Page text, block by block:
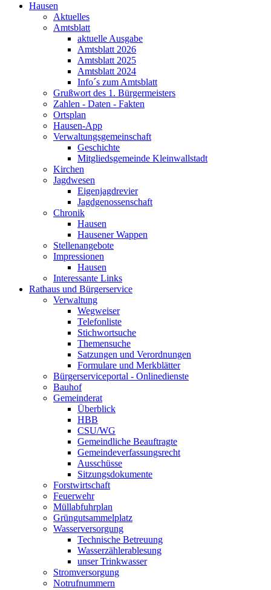
Hausen
Aktuelles
Amtsblatt
aktuelle Ausgabe
Amtsblatt 2026
Amtsblatt 2025
Amtsblatt 2024
Info´s zum Amtsblatt
Grußwort des 1. Bürgermeisters
Zahlen - Daten - Fakten
Ortsplan
Hausen-App
Verwaltungsgemeinschaft
Geschichte
Mitgliedsgemeinde Kleinwallstadt
Kirchen
Jagdwesen
Eigenjagdrevier
Jagdgenossenschaft
Chronik
Hausen
Hausener Wappen
Stellenangebote
Impressionen
Hausen
Interessante Links
Rathaus und Bürgerservice
Verwaltung
Wegweiser
Telefonliste
Stichwortsuche
Themensuche
Satzungen und Verordnungen
Formulare und Merkblätter
Bürgerserviceportal - Onlinedienste
Bauhof
Gemeinderat
Überblick
HBB
CSU/WG
Gemeindliche Beauftragte
Gemeindeverfassungsrecht
Ausschüsse
Sitzungsdokumente
Forstwirtschaft
Feuerwehr
Müllabfuhrplan
Grüngutsammelplatz
Wasserversorgung
Technische Betreuung
Wasserzählerablesung
unser Trinkwasser
Stromversorgung
Notrufnummern